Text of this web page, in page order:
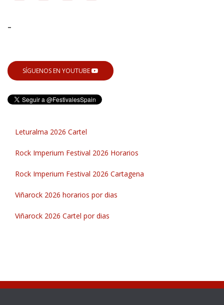
-
SÍGUENOS EN YOUTUBE
Leturalma 2026 Cartel
Rock Imperium Festival 2026 Horarios
Rock Imperium Festival 2026 Cartagena
Viñarock 2026 horarios por dias
Viñarock 2026 Cartel por dias